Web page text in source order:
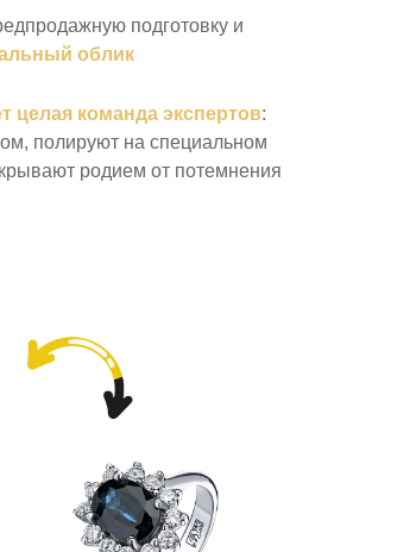
подготовку и
облик
целая команда экспертов:
полируют на специальном
родием от потемнения